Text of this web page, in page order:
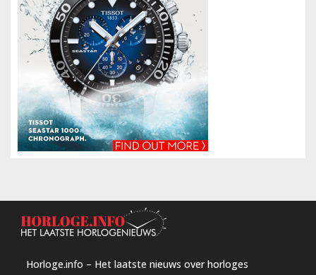
Horloge.info – Het laatste nieuws over horloges